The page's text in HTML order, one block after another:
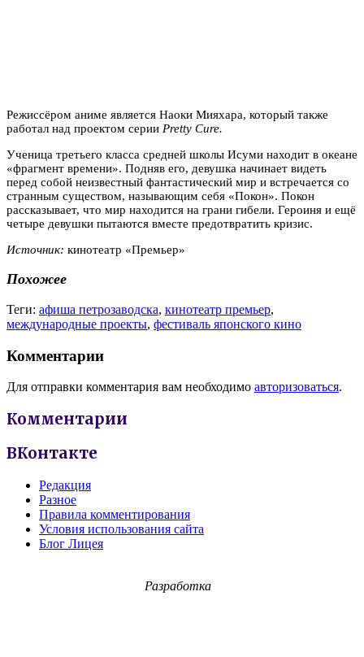
Режиссёром аниме является Наоки Мияхара, который также
работал над проектом серии Pretty Cure.
Ученица третьего класса средней школы Исуми находит в океане
«фрагмент времени». Подняв его, девушка начинает видеть
перед собой неизвестный фантастический мир и встречается со
странным существом, называющим себя «Покон». Покон
рассказывает, что мир находится на грани гибели. Героиня и ещё
четыре девушки пытаются вместе предотвратить кризис.
Источник: кинотеатр «Премьер»
Похожее
Теги: афиша петрозаводска, кинотеатр премьер,
международные проекты, фестиваль японского кино
Комментарии
Для отправки комментария вам необходимо авторизоваться.
Комментарии
ВКонтакте
Редакция
Разное
Правила комментирования
Условия использования сайта
Блог Лицея
Разработка